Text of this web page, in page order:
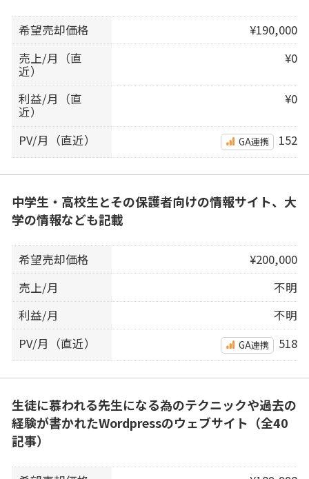
希望売却価格
¥190,000
売上/月（直
近）
¥0
利益/月（直
近）
¥0
PV/月（直近） GA連携 152
中学生・高校生とその保護者向けの情報サイト、大
学の情報なども記載
希望売却価格
¥200,000
売上/月
不明
利益/月
不明
PV/月（直近）
GA連携 518
生徒に慕われる先生になる為のテクニックや過去の
経験が書かれたWordpressのウェブサイト（全40
記事）